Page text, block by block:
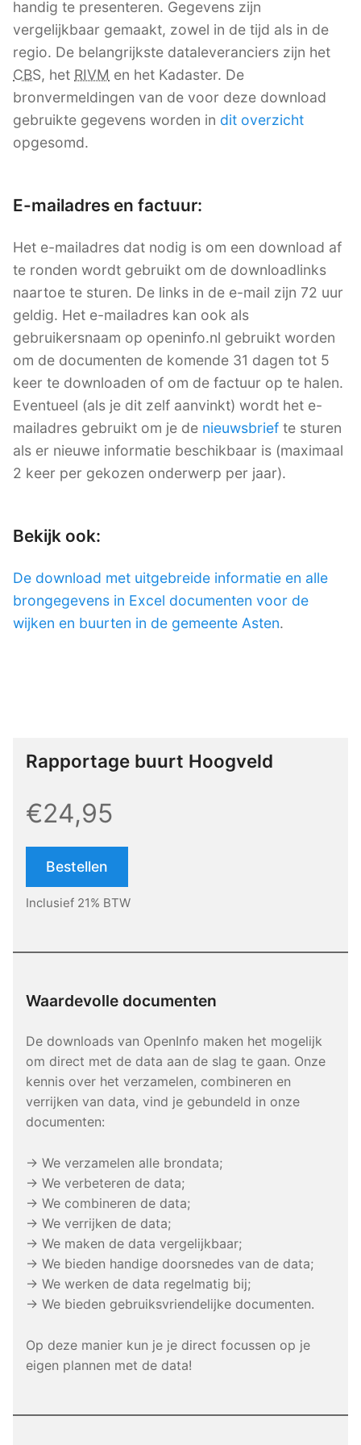
handig te presenteren. Gegevens zijn
vergelijkbaar gemaakt, zowel in de tijd als in de
regio. De belangrijkste dataleveranciers zijn het
CBS, het RIVM en het Kadaster. De
bronvermeldingen van de voor deze download
gebruikte gegevens worden in dit overzicht
opgesomd.
E-mailadres en factuur:
Het e-mailadres dat nodig is om een download af
te ronden wordt gebruikt om de downloadlinks
naartoe te sturen. De links in de e-mail zijn 72 uur
geldig. Het e-mailadres kan ook als
gebruikersnaam op openinfo.nl gebruikt worden
om de documenten de komende 31 dagen tot 5
keer te downloaden of om de factuur op te halen.
Eventueel (als je dit zelf aanvinkt) wordt het e-
mailadres gebruikt om je de nieuwsbrief te sturen
als er nieuwe informatie beschikbaar is (maximaal
2 keer per gekozen onderwerp per jaar).
Bekijk ook:
De download met uitgebreide informatie en alle
brongegevens in Excel documenten voor de
wijken en buurten in de gemeente Asten.
Rapportage buurt Hoogveld
€24,95
Bestellen
Inclusief 21% BTW
Waardevolle documenten
De downloads van OpenInfo maken het mogelijk
om direct met de data aan de slag te gaan. Onze
kennis over het verzamelen, combineren en
verrijken van data, vind je gebundeld in onze
documenten:
→ We verzamelen alle brondata;
→ We verbeteren de data;
→ We combineren de data;
→ We verrijken de data;
→ We maken de data vergelijkbaar;
→ We bieden handige doorsnedes van de data;
→ We werken de data regelmatig bij;
→ We bieden gebruiksvriendelijke documenten.
Op deze manier kun je je direct focussen op je
eigen plannen met de data!